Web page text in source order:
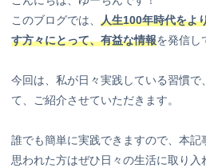
このブログでは、 人生100年時代をよ
す方々にとって、有益な情報を発信し
今回は、私が日々実践している習慣
て、ご紹介させていただきます。
誰でも簡単に実践できますので、本記
思われた方はぜひ日々の生活に取り入